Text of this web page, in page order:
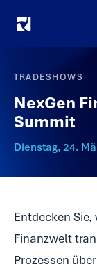
TRADESHOWS
NexGen
Summit
Dienstag, 24.
Entdecken
Finanzwelt
Prozessen